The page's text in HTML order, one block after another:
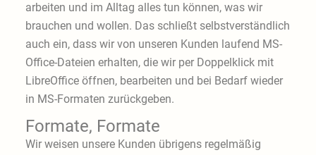
arbeiten und im Alltag alles tun können, was wir
brauchen und wollen. Das schließt selbstverständlich
auch ein, dass wir von unseren Kunden laufend MS-
Office-Dateien erhalten, die wir per Doppelklick mit
LibreOffice öffnen, bearbeiten und bei Bedarf wieder
in MS-Formaten zurückgeben.
Formate, Formate
Wir weisen unsere Kunden übrigens regelmäßig